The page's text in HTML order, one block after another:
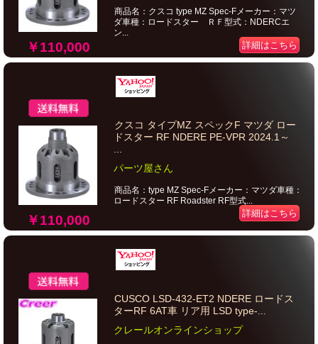
￥110,000
商品名：クスコ type MZ Spec-Fメーカー：マツ
ダ車種：ロードスター ＲＦ型式：NDERCエ
ン...
詳細はこちら
￥110,000
クスコ タイプMZ スペックF マツダ ロー
ドスター RF NDERE PE-VPR 2024.1～
パーツ屋さん
商品名：type MZ Spec-Fメーカー：マツダ車種：
ロードスター RF Roadster RF型式...
詳細はこちら
CUSCO LSD-432-ET2 NDERE ロードス
ターRF 6AT車 リア用 LSD type-...
クレールオンラインショップ